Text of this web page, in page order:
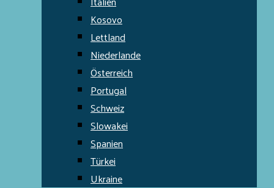
Kosovo
Lettland
Niederlande
Österreich
Portugal
Schweiz
Slowakei
Spanien
Türkei
Ukraine